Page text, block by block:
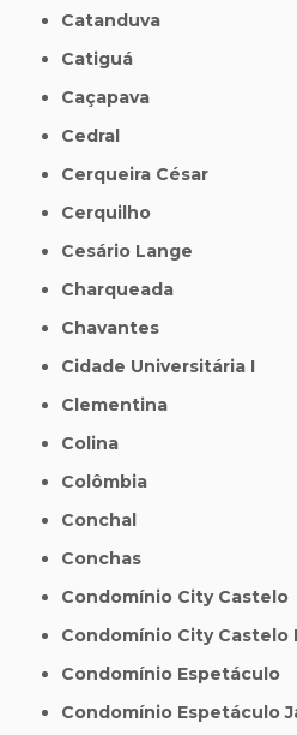
Catanduva
Catiguá
Caçapava
Cedral
Cerqueira César
Cerquilho
Cesário Lange
Charqueada
Chavantes
Cidade Universitária I
Clementina
Colina
Colômbia
Conchal
Conchas
Condomínio City Castelo
Condomínio City
Condomínio Espetáculo
Condomínio Espetáculo